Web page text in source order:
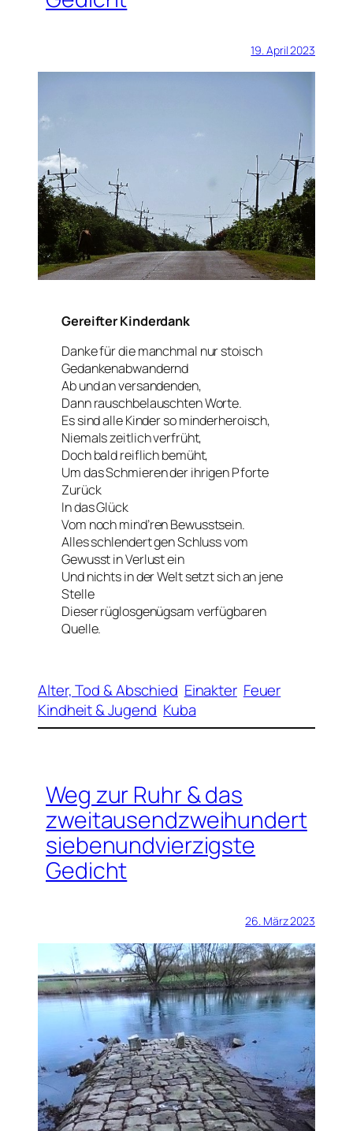
19. April 2023
Gereifter Kinderdank
Danke für die manchmal nur stoisch
Gedankenabwandernd
Ab und an versandenden,
Dann rauschbelauschten Worte.
Es sind alle Kinder so minderheroisch,
Niemals zeitlich verfrüht,
Doch bald reiflich bemüht,
Um das Schmieren der ihrigen Pforte
Zurück
In das Glück
Vom noch mind’ren Bewusstsein.
Alles schlendert gen Schluss vom
Gewusst in Verlust ein
Und nichts in der Welt setzt sich an jene
Stelle
Dieser rüglosgenügsam verfügbaren
Quelle.
Alter, Tod & Abschied Einakter Feuer
Kindheit & Jugend Kuba
Weg zur Ruhr & das
zweitausendzweihundert
siebenundvierzigste
Gedicht
26. März 2023